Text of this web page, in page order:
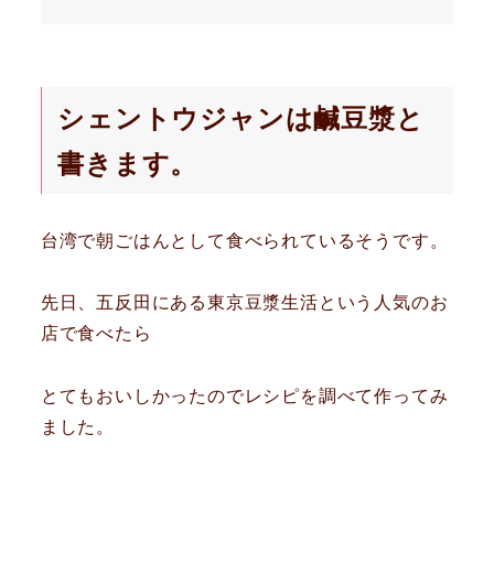
シェントウジャンは鹹豆漿と
書きます。
台湾で朝ごはんとして食べられているそうです。
先日、五反田にある東京豆漿生活という人気のお
店で食べたら
とてもおいしかったのでレシピを調べて作ってみ
ました。